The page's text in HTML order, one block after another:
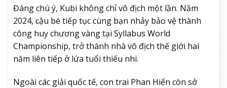
Đáng chú ý, Kubi không chỉ vô địch một lần. Năm
2024, cậu bé tiếp tục cùng bạn nhảy bảo vệ thành
công huy chương vàng tại Syllabus World
Championship, trở thành nhà vô địch thế giới hai
năm liên tiếp ở lứa tuổi thiếu nhi.
Ngoài các giải quốc tế, con trai Phan Hiển còn sở